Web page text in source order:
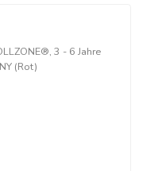
3 - 6 Jahre
(Rot)